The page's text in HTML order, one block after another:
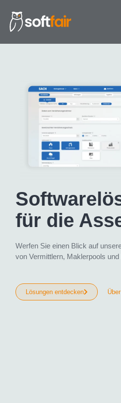
für die
Werfen Sie einen Blick auf
von Vermittlern, Maklerpools
Lösungen entdecken